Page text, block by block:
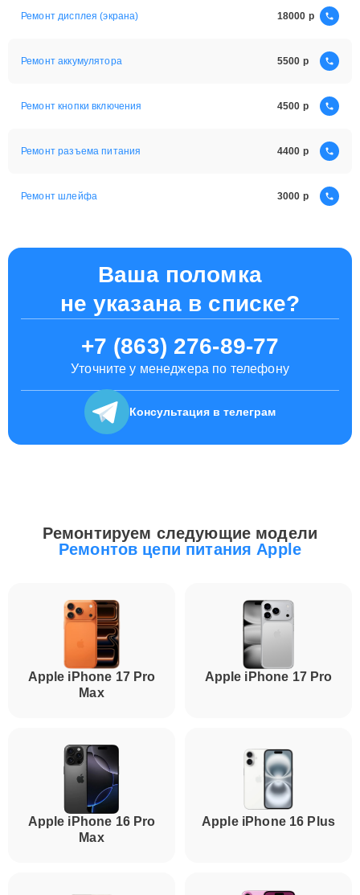
Ремонт дисплея (экрана) 18000
Ремонт аккумулятора 5500
Ремонт кнопки включения 4500
Ремонт разъема питания 4400
Ремонт шлейфа 3000
Ваша поломка
не указана в списке?
+7 (863) 276-89-77
Уточните у менеджера по телефону
Консультация в телеграм
Ремонтируем следующие модели
Ремонтов цепи питания Apple
Apple iPhone 17 Pro
Max
Apple iPhone 17 Pro
Apple iPhone 16 Pro
Max
Apple iPhone 16 Plus